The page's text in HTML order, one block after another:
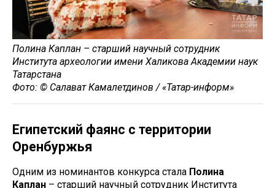
Полина Каплан – старший научный сотрудник
Института археологии имени Халикова Академии наук
Татарстана
Фото: © Салават Камалетдинов / «Татар-информ»
Египетский фаянс с территории
Оренбуржья
Одним из номинантов конкурса стала Полина
Каплан – старший научный сотрудник Института